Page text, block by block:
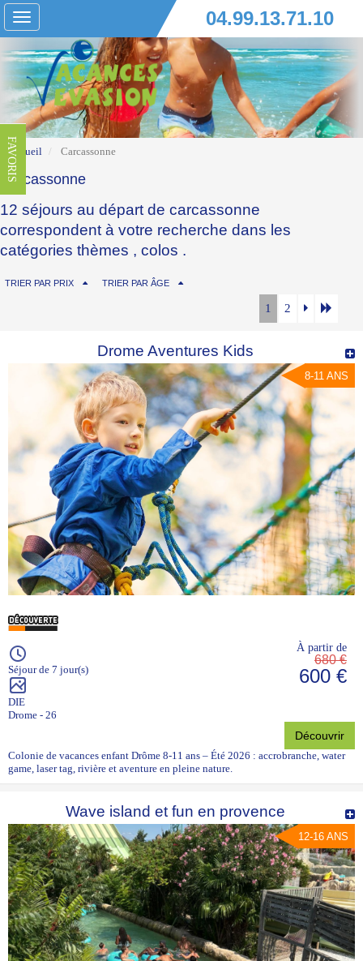
Toggle
navigation
04.99.13.71.10
FAVORIS
Accueil Carcassonne
Carcassonne
12 séjours au départ de carcassonne
correspondent à votre recherche dans les
catégories thèmes , colos .
TRIER PAR PRIX TRIER PAR ÂGE
1 2
Drome Aventures Kids
8-11 ANS
Séjour de 7 jour(s)
DIE
Drome - 26
À partir de
680 €
600 €
Découvrir
Colonie de vacances enfant Drôme 8-11 ans – Été 2026 : accrobranche, water
game, laser tag, rivière et aventure en pleine nature.
Wave island et fun en provence
12-16 ANS